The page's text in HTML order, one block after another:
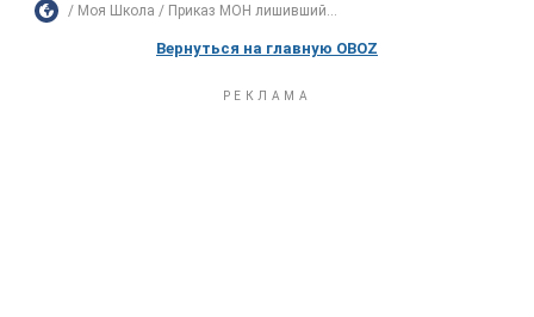
Моя Школа Приказ МОН лишивший...
Вернуться на главную OBOZ